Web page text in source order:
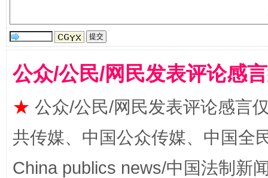
公众/公民/网民发表评论感
★ 公众/公民/网民发表评论感言
共传媒、中国公众传媒、中国全
China publics news/中国法制新